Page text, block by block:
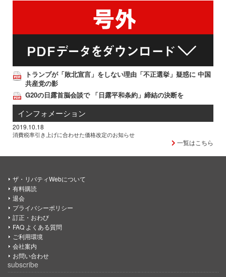
トランプが「敗北宣言」をしない理由「不正選挙」疑惑に 中国
共産党の影
G20の日露首脳会談で 「日露平和条約」締結の決断を
インフォメーション
2019.10.18
消費税率引き上げに合わせた価格改定のお知らせ
一覧はこちら
ザ・リバティWebについて
有料購読
退会
プライバシーポリシー
訂正・おわび
FAQ よくある質問
ご利用環境
会社案内
お問い合わせ
subscribe